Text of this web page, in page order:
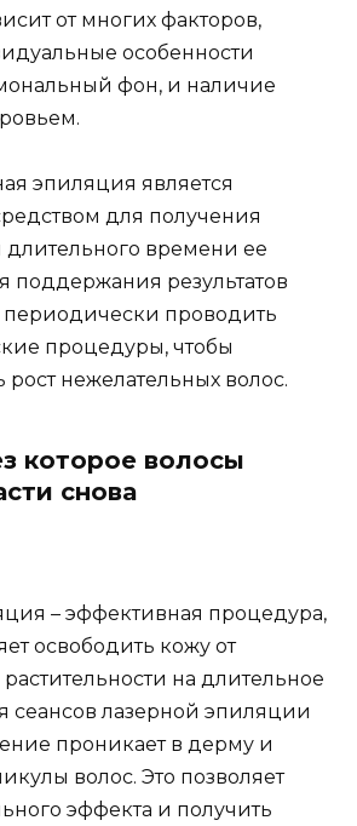
от многих факторов,
особенности
фон, и наличие
эпиляция является
для получения
времени ее
поддержания результатов
периодически проводить
процедуры, чтобы
рост нежелательных волос.
которое волосы
снова
– эффективная процедура,
освободить кожу от
на длительное
сеансов лазерной эпиляции
проникает в дерму и
волос. Это позволяет
эффекта и получить